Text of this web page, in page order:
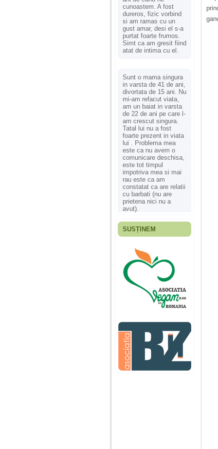
cunoastem. A fost
dureros, fizic vorbind
si am ramas cu un
gust amar, desi el s-a
purtat foarte frumos.
Simt ca am gresit fiind
atat de intima cu el.
Sunt o mama singura
in varsta de 41 de ani,
divortata de 15 ani. Nu
mi-am refacut viata,
am un baiat in varsta
de 22 de ani pe care l-
am crescut singura.
Tatal lui nu a fost
foarte prezent in viata
lui . Problema mea
este ca nu avem o
comunicare deschisa,
este tot timpul
impotriva mea si mai
rau este ca am
constatat ca are relatii
cu barbati (nu are
prietena nici nu a
avut).
Fiica mea s-a nascut
ani, privind in urma
realizez cat de multe
greseli am facut in
educatia si cresterea
ei, am fost o mama
egoista, preocupata
de implinirea
profesionala, cand ea
era mica am neglijat-
agresiva, orice
greseala era taxata cu
o palma sau pedepse.
De 4 ani am o relatie
serioasa cu un barbat
SUSȚINEM